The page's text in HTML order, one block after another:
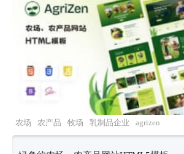
农场 农产品 牧场 乳制品企业 agrizen